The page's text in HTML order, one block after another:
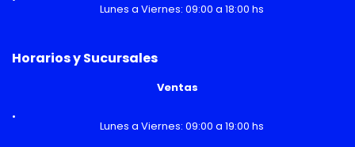
Lunes a Viernes: 09:00 a 18:00 hs
Horarios y Sucursales
Ventas
Lunes a Viernes: 09:00 a 19:00 hs